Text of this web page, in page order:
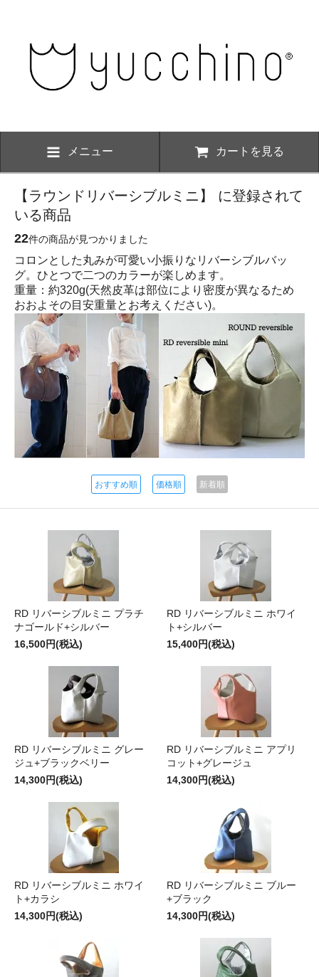
メニュー カートを見る
【ラウンドリバーシブルミニ】 に登録されて
いる商品
22件の商品が見つかりました
コロンとした丸みが可愛い小振りなリバーシブルバッ
グ。ひとつで二つのカラーが楽しめます。
重量：約320g(天然皮革は部位により密度が異なるため
おおよその目安重量とお考えください)。
おすすめ順 価格順 新着順
RD リバーシブルミニ プラチ
ナゴールド+シルバー
16,500円(税込)
RD リバーシブルミニ ホワイ
ト+シルバー
15,400円(税込)
RD リバーシブルミニ グレー
ジュ+ブラックベリー
14,300円(税込)
RD リバーシブルミニ アプリ
コット+グレージュ
14,300円(税込)
RD リバーシブルミニ ホワイ
ト+カラシ
14,300円(税込)
RD リバーシブルミニ ブルー
+ブラック
14,300円(税込)